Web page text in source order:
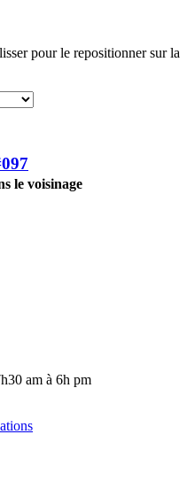
pour le repositionner sur la
le voisinage
am à 6h pm